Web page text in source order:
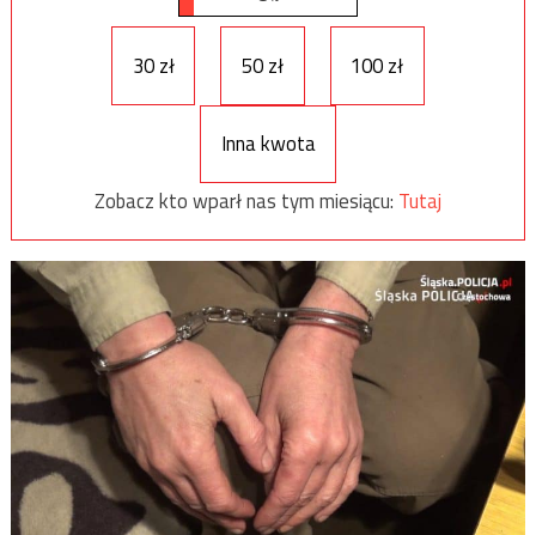
30 zł 50 zł 100 zł
Inna kwota
Zobacz kto wparł nas tym miesiącu: Tutaj